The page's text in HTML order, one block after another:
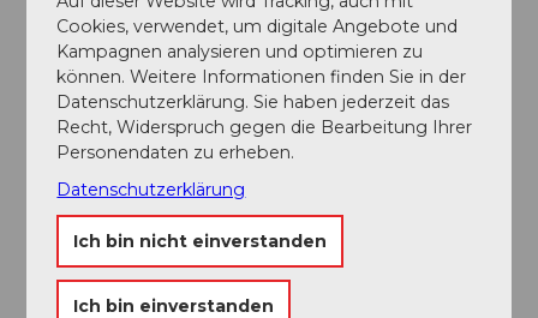
In der Nähe
Veranstaltung
Essen und Trinken
Cookies, verwendet, um digitale Angebote und
Kampagnen analysieren und optimieren zu
können. Weitere Informationen finden Sie in der
Datenschutzerklärung. Sie haben jederzeit das
Recht, Widerspruch gegen die Bearbeitung Ihrer
Personendaten zu erheben.
Datenschutzerklärung
Ich bin nicht einverstanden
Ich bin einverstanden